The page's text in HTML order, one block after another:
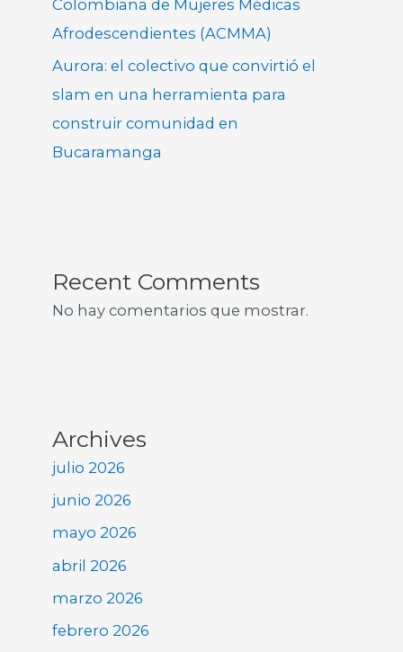
Colombiana de Mujeres Médicas
Afrodescendientes (ACMMA)
Aurora: el colectivo que convirtió el
slam en una herramienta para
construir comunidad en
Bucaramanga
Recent Comments
No hay comentarios que mostrar.
Archives
julio 2026
junio 2026
mayo 2026
abril 2026
marzo 2026
febrero 2026